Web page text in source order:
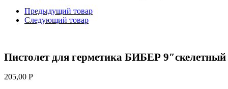
Предыдущий товар
Следующий товар
Пистолет для герметика БИБЕР 9″скелетный
205,00 Р